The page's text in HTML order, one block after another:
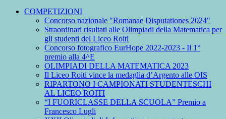
COMPETIZIONI
Concorso nazionale "Romanae Disputationes 2024"
Straordinari risultati alle Olimpiadi della Matematica per
gli studenti del Liceo Roiti
Concorso fotografico EurHope 2022-2023 - Il 1°
premio alla 4^E
OLIMPIADI DELLA MATEMATICA 2023
Il Liceo Roiti vince la medaglia d’Argento alle OIS
RIPARTONO I CAMPIONATI STUDENTESCHI
AL LICEO ROITI
“I FUORICLASSE DELLA SCUOLA” Premio a
Francesco Lugli